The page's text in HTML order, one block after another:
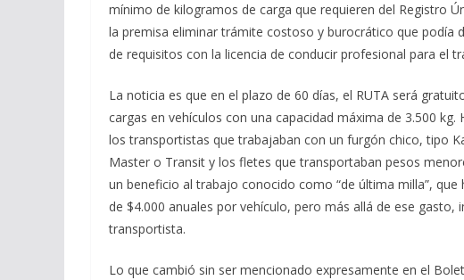
mínimo de kilogramos de carga que requieren del Registro
la premisa eliminar trámite costoso y burocrático que podía
de requisitos con la licencia de conducir profesional para el
La noticia es que en el plazo de 60 días, el RUTA será
cargas en vehículos con una capacidad máxima de 3.500
los transportistas que trabajaban con un furgón chico, tipo
Master o Transit y los fletes que transportaban pesos
un beneficio al trabajo conocido como “de última milla”,
de $4.000 anuales por vehículo, pero más allá de ese gasto,
transportista.
Lo que cambió sin ser mencionado expresamente en el